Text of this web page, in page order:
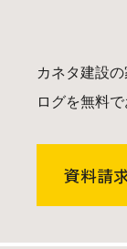
カネタ建設
ログを無料で
資料請